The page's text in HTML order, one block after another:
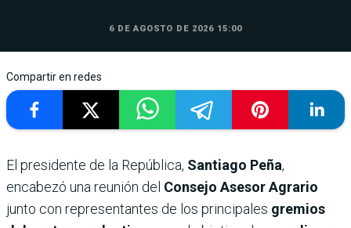
6 DE AGOSTO DE 2026 15:00
Compartir en redes
El presidente de la República, Santiago Peña,
encabezó una reunión del Consejo Asesor Agrario
junto con representantes de los principales gremios